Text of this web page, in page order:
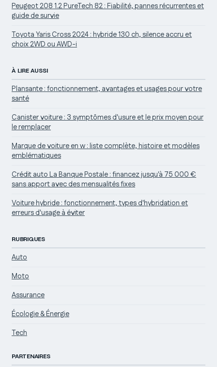
Peugeot 208 1.2 PureTech 82 : Fiabilité, pannes récurrentes et
guide de survie
Toyota Yaris Cross 2024 : hybride 130 ch, silence accru et
choix 2WD ou AWD-i
À LIRE AUSSI
Plansante : fonctionnement, avantages et usages pour votre
santé
Canister voiture : 3 symptômes d'usure et le prix moyen pour
le remplacer
Marque de voiture en w : liste complète, histoire et modèles
emblématiques
Crédit auto La Banque Postale : financez jusqu'à 75 000 €
sans apport avec des mensualités fixes
Voiture hybride : fonctionnement, types d'hybridation et
erreurs d'usage à éviter
RUBRIQUES
Auto
Moto
Assurance
Écologie & Énergie
Tech
PARTENAIRES